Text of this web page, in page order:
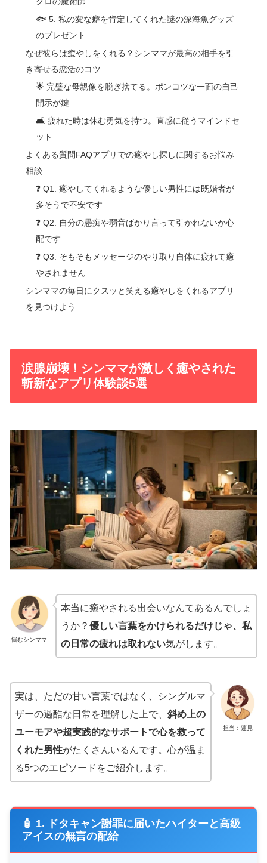
🐟 5. 私の変な癖を肯定してくれた謎の深海魚グッズ
のプレゼント
なぜ彼らは癒やしをくれる？シンママが最高の相手を引
き寄せる恋活のコツ
🌟 完璧な母親像を脱ぎ捨てる。ポンコツな一面の自己
開示が鍵
🛋️ 疲れた時は休む勇気を持つ。直感に従うマインドセ
ット
よくある質問FAQアプリでの癒やし探しに関するお悩み
相談
❓ Q1. 癒やしてくれるような優しい男性には既婚者が
多そうで不安です
❓ Q2. 自分の愚痴や弱音ばかり言って引かれないか心
配です
❓ Q3. そもそもメッセージのやり取り自体に疲れて癒
やされません
シンママの毎日にクスッと笑える癒やしをくれるアプリ
を見つけよう
涙腺崩壊！シンママが激しく癒やされた
斬新なアプリ体験談5選
悩むシンママ
本当に癒やされる出会いなんてあるんでしょ
うか？ 優しい言葉をかけられるだけじゃ、私
の日常の疲れは取れない気がします。
担当：蓮見
実は、ただの甘い言葉ではなく、シングルマ
ザーの過酷な日常を理解した上で、 斜め上の
ユーモアや超実践的なサポートで心を救って
くれた男性がたくさんいるんです。心が温ま
る5つのエピソードをご紹介します。
🧴 1. ドタキャン謝罪に届いたハイターと高級
アイスの無言の配給